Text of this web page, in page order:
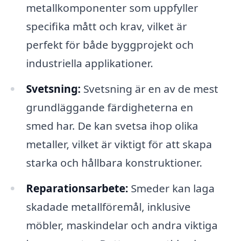
metallkomponenter som uppfyller
specifika mått och krav, vilket är
perfekt för både byggprojekt och
industriella applikationer.
Svetsning: Svetsning är en av de mest
grundläggande färdigheterna en
smed har. De kan svetsa ihop olika
metaller, vilket är viktigt för att skapa
starka och hållbara konstruktioner.
Reparationsarbete: Smeder kan laga
skadade metallföremål, inklusive
möbler, maskindelar och andra viktiga